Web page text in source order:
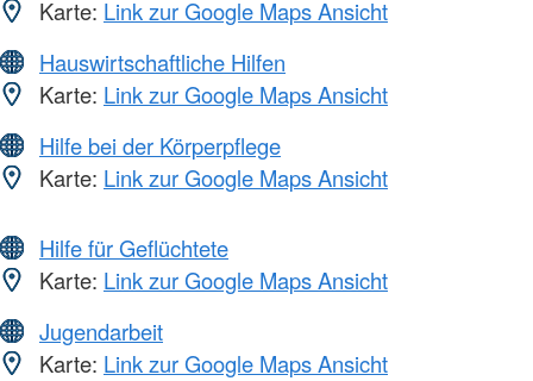
Karte: Link zur Google Maps Ansicht
Hauswirtschaftliche Hilfen
Karte: Link zur Google Maps Ansicht
Hilfe bei der Körperpflege
Karte: Link zur Google Maps Ansicht
Hilfe für Geflüchtete
Karte: Link zur Google Maps Ansicht
Jugendarbeit
Karte: Link zur Google Maps Ansicht